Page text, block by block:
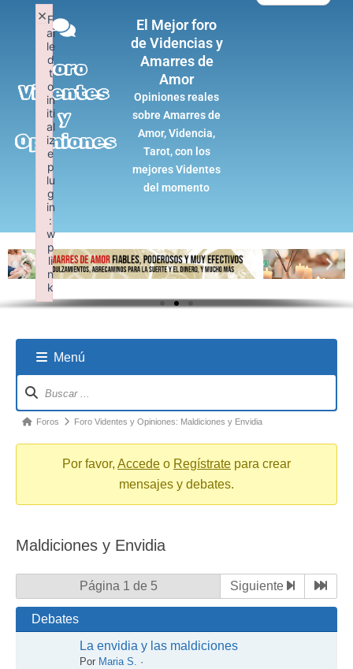
contenido
Foro
Videntes
y
Opiniones
El Mejor foro
de Videncias y
Amarres de
Amor
Opiniones reales
sobre Amarres de
Amor, Videncia,
Tarot, con los
mejores Videntes
del momento
Menú
You
Foros Foro Videntes y Opiniones: Maldiciones y Envidia
Por favor, Accede o Regístrate para crear
mensajes y debates.
Maldiciones y Envidia
Página 1 de 5 Siguiente
Debates
La envidia y las maldiciones
Por Maria S.
·
F
ai
le
d
t
o
in
iti
al
iz
e
p
lu
g
in
:
w
p
li
n
k
×
Failed to initialize plugin: wplink